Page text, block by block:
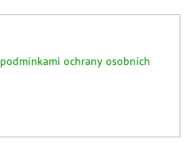
podmínkami ochrany osobních